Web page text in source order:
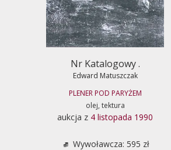
Nr Katalogowy .
Edward Matuszczak
PLENER POD PARYŻEM
olej, tektura
aukcja z 4 listopada 1990
Wywoławcza: 595 zł